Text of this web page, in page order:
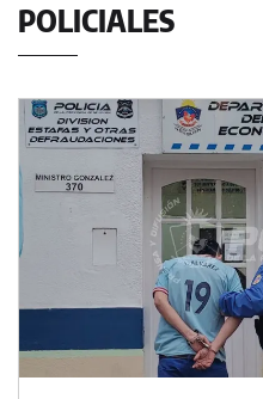
POLICIALES